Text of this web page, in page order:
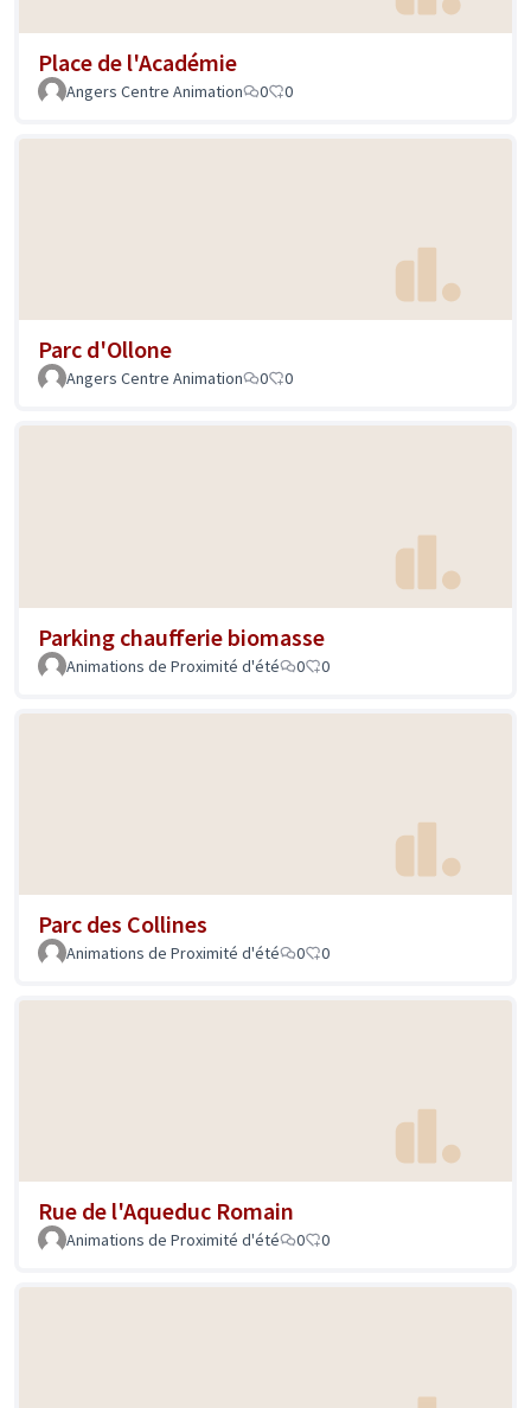
Place de l'Académie
Angers Centre Animation 0 0
Parc d'Ollone
Angers Centre Animation 0 0
Parking chaufferie biomasse
Animations de Proximité d'été 0 0
Parc des Collines
Animations de Proximité d'été 0 0
Rue de l'Aqueduc Romain
Animations de Proximité d'été 0 0